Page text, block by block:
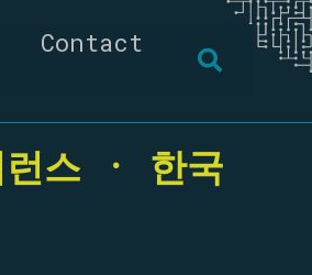
Contact
Toggle
런스 · 한국